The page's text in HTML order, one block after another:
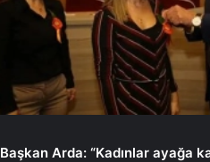
Başkan Arda: “Kadınlar ayağa